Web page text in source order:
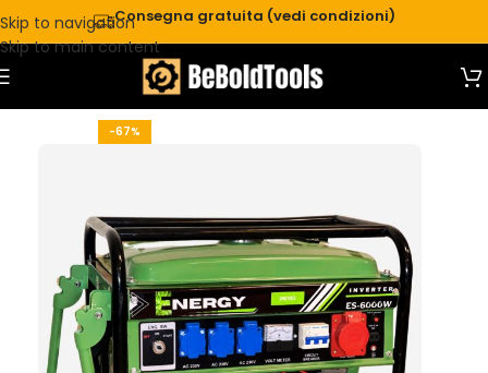
Skip to navigation
Skip to main content
Consegna gratuita (vedi condizioni)
-67%